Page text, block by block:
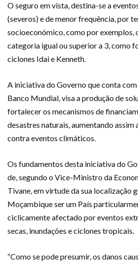
O seguro em vista, destina-se a
(severos) e de menor frequência, por
socioeconómico, como por exemplos,
categoria igual ou superior a 3, como
ciclones Idai e Kenneth.
A iniciativa do Governo que conta
Banco Mundial, visa a produção de
fortalecer os mecanismos de
desastres naturais, aumentando assim
contra eventos climáticos.
Os fundamentos desta iniciativa do
de, segundo o Vice-Ministro da
Tivane, em virtude da sua localização
Moçambique ser um País
ciclicamente afectado por eventos
secas, inundações e ciclones tropicais.
“Como se pode presumir, os danos